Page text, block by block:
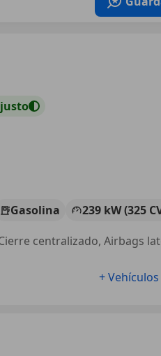
justo
Gasolina
239 kW (325
+